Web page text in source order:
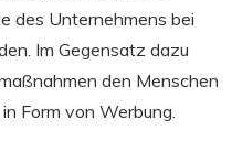
des Unternehmens bei
Im Gegensatz dazu
den Menschen
Form von Werbung.